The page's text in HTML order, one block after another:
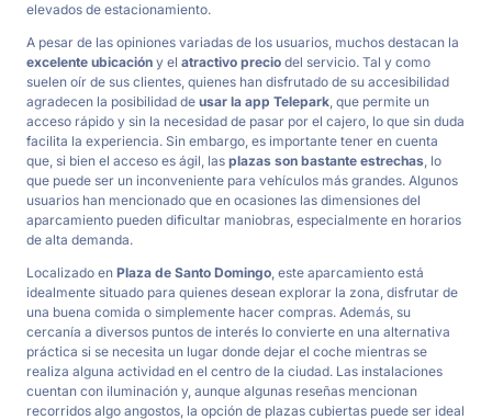
elevados de estacionamiento.
A pesar de las opiniones variadas de los usuarios, muchos destacan la
excelente ubicación y el atractivo precio del servicio. Tal y como
suelen oír de sus clientes, quienes han disfrutado de su accesibilidad
agradecen la posibilidad de usar la app Telepark, que permite un
acceso rápido y sin la necesidad de pasar por el cajero, lo que sin duda
facilita la experiencia. Sin embargo, es importante tener en cuenta
que, si bien el acceso es ágil, las plazas son bastante estrechas, lo
que puede ser un inconveniente para vehículos más grandes. Algunos
usuarios han mencionado que en ocasiones las dimensiones del
aparcamiento pueden dificultar maniobras, especialmente en horarios
de alta demanda.
Localizado en Plaza de Santo Domingo, este aparcamiento está
idealmente situado para quienes desean explorar la zona, disfrutar de
una buena comida o simplemente hacer compras. Además, su
cercanía a diversos puntos de interés lo convierte en una alternativa
práctica si se necesita un lugar donde dejar el coche mientras se
realiza alguna actividad en el centro de la ciudad. Las instalaciones
cuentan con iluminación y, aunque algunas reseñas mencionan
recorridos algo angostos, la opción de plazas cubiertas puede ser ideal